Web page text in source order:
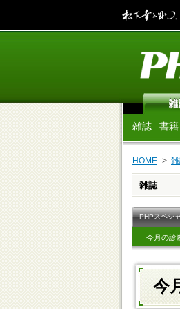
雑誌 書籍
HOME
雑誌
PHPスペシ
今月の診
今